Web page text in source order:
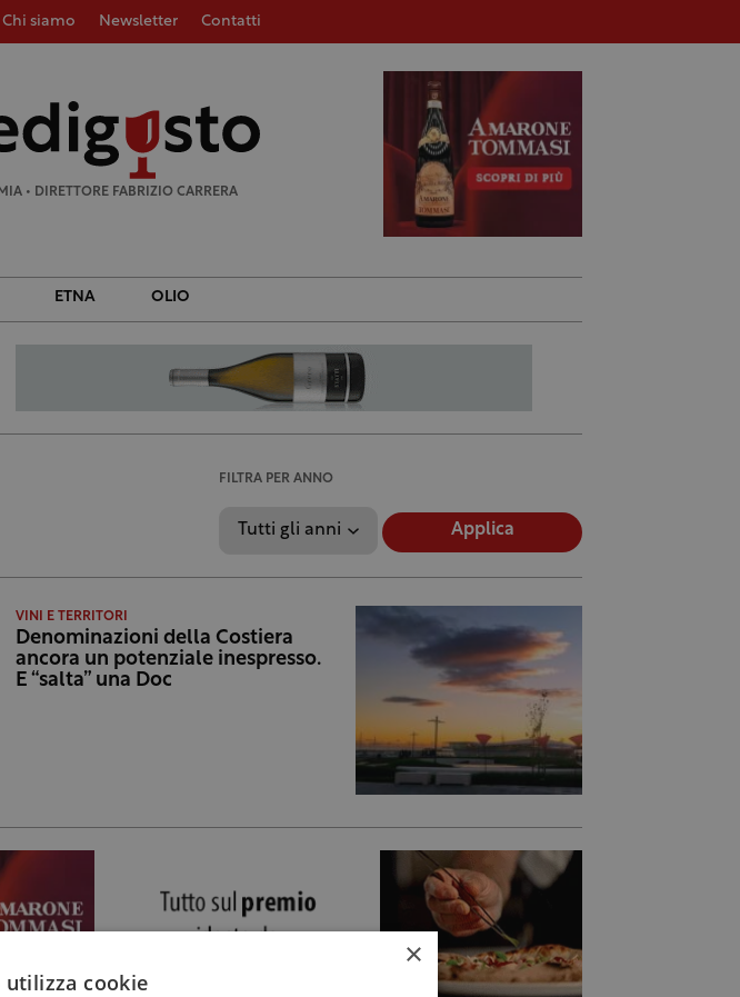
Chi siamo Newsletter Contatti
• DIRETTORE FABRIZIO CARRERA
ETNA OLIO
FILTRA PER ANNO
Applica
VINI E TERRITORI
Denominazioni della Costiera
ancora un potenziale inespresso.
E “salta” una Doc
×
cookie